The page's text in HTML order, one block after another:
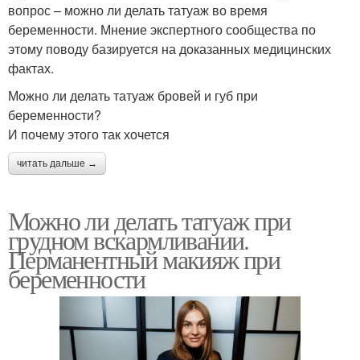
вопрос – можно ли делать татуаж во время
беременности. Мнение экспертного сообщества по
этому поводу базируется на доказанных медицинских
фактах.
Можно ли делать татуаж бровей и губ при
беременности?
И почему этого так хочется
читать дальше →
Можно ли делать татуаж при
грудном вскармливании.
Перманентный макияж при
беременности